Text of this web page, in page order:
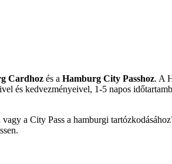
Cardhoz és a Hamburg City Passhoz. A
és kedvezményeivel, 1-5 napos
a City Pass a hamburgi